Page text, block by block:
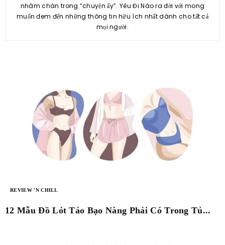
nhàm chán trong “chuyện ấy”. Yêu Đi Nào ra đời với mong
muốn đem đến những thông tin hữu ích nhất dành cho tất cả
mọi người.
REVIEW 'N CHILL
12 Mẫu Đồ Lót Táo Bạo Nàng Phải Có Trong Tủ...